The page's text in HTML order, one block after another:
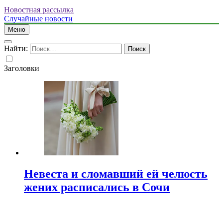
Новостная рассылка
Случайные новости
Меню
Найти:
Заголовки
Невеста и сломавший ей челюсть
жених расписались в Сочи